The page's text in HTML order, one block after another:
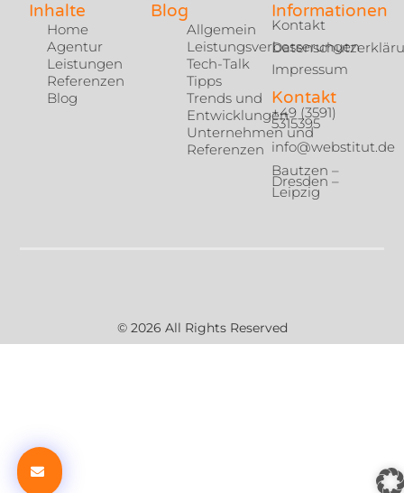
Inhalte
Home
Agentur
Leistungen
Referenzen
Blog
Blog
Allgemein
Leistungsverbesserungen
Tech-Talk
Tipps
Trends und
Entwicklungen
Unternehmen und
Referenzen
Informationen
Kontakt
Impressum
Kontakt
+49 (3591)
5315395
info@webstitut.de
Bautzen –
Dresden –
Leipzig
© 2026 All Rights Reserved